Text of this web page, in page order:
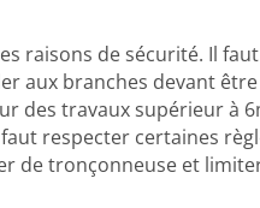
raisons de sécurité. Il faut
aux branches devant être
des travaux supérieur à
respecter certaines
de tronçonneuse et